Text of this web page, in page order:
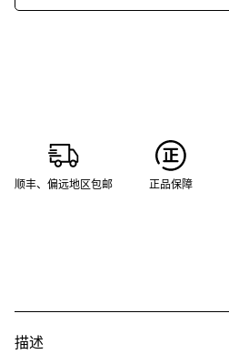
顺丰、偏远地区包邮 正品保障
描述